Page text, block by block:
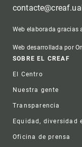
Web elaborada gracias
Web desarrollada por
Footer
SOBRE EL CREAF
El Centro
Nuestra gente
Transparencia
Equidad, diversidad
Oficina de prensa